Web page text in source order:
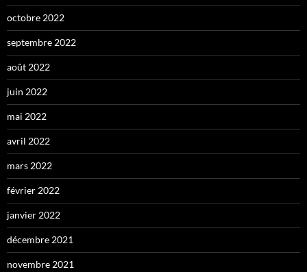
octobre 2022
septembre 2022
août 2022
juin 2022
mai 2022
avril 2022
mars 2022
février 2022
janvier 2022
décembre 2021
novembre 2021